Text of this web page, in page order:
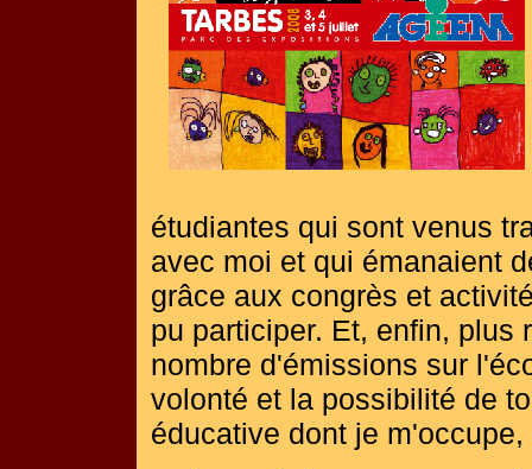
étudiantes qui sont venus
avec moi et qui émanaient
grâce aux congrès et
pu participer. Et, enfin, plus
nombre d'émissions sur
volonté et la possibilité de
éducative dont je